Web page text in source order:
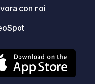
a
con noi